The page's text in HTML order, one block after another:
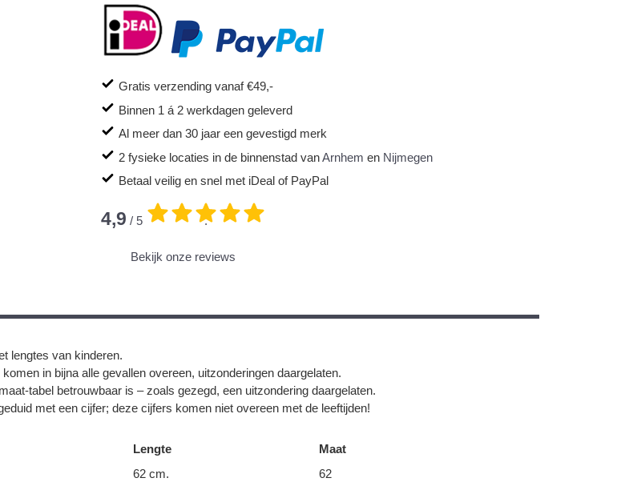
Gratis verzending vanaf €49,-
Binnen 1 á 2 werkdagen geleverd
Al meer dan 30 jaar een gevestigd merk
2 fysieke locaties in de binnenstad vanArnhem en Nijmegen
Betaal veilig en snel met iDeal of PayPal
4,9 / 5 .
Bekijk onze reviews
lengtes van kinderen.
in bijna alle gevallen overeen, uitzonderingen daargelaten.
tabel betrouwbaar is – zoals gezegd, een uitzondering daargelaten.
met een cijfer; deze cijfers komen niet overeen met de leeftijden!
Lengte
Maat
62 cm.
62